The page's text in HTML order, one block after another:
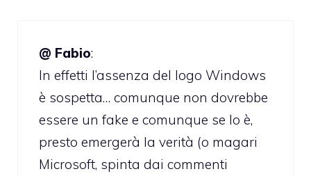
@ Fabio:
In effetti l’assenza del logo Windows
è sospetta… comunque non dovrebbe
essere un fake e comunque se lo è,
presto emergerà la verità (o magari
Microsoft, spinta dai commenti